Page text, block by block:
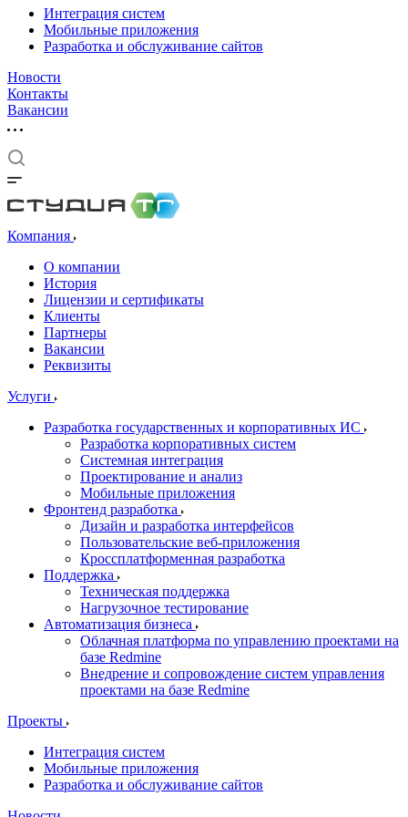
Интеграция систем
Мобильные приложения
Разработка и обслуживание сайтов
Новости
Контакты
Вакансии
Компания
О компании
История
Лицензии и сертификаты
Клиенты
Партнеры
Вакансии
Реквизиты
Услуги
Разработка государственных и корпоративных ИС
Разработка корпоративных систем
Системная интеграция
Проектирование и анализ
Мобильные приложения
Фронтенд разработка
Дизайн и разработка интерфейсов
Пользовательские веб-приложения
Кроссплатформенная разработка
Поддержка
Техническая поддержка
Нагрузочное тестирование
Автоматизация бизнеса
Облачная платформа по управлению проектами на
базе Redmine
Внедрение и сопровождение систем управления
проектами на базе Redmine
Проекты
Интеграция систем
Мобильные приложения
Разработка и обслуживание сайтов